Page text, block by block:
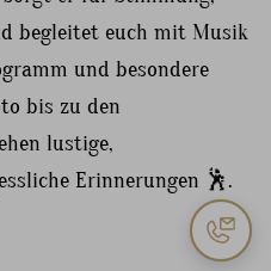
begleitet euch mit Musik
und besondere
bis zu den
lustige,
Erinnerungen 🕺.